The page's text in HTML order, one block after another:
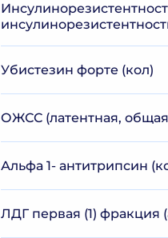
Убистезин форте (кол)
ОЖСС (латентная,
Альфа 1- антитрипсин
ЛДГ первая (1) фракция